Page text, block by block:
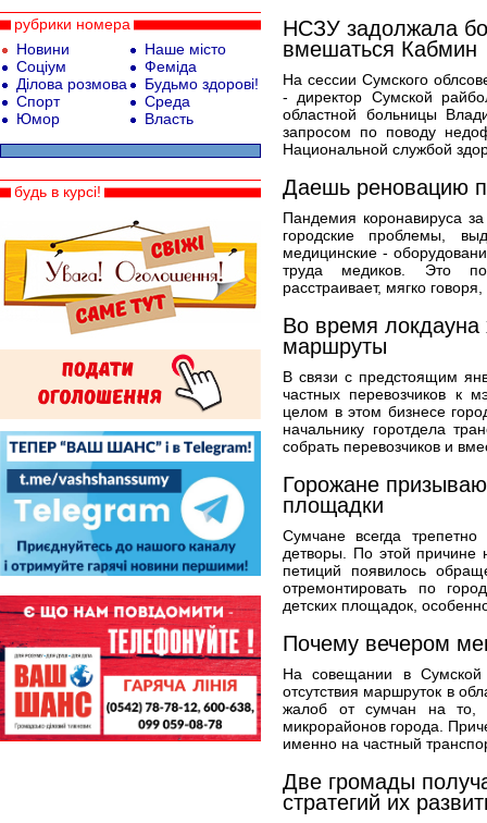
НСЗУ задолжала
вмешаться Кабмин
На сессии Сумского
- директор Сумской
областной больницы
запросом по поводу
Национальной службой
Даешь реновацию
Пандемия коронавируса
городские проблемы,
медицинские -
труда медиков. Это
расстраивает, мягко
Во время локдауна
маршруты
В связи с предстоящим
частных перевозчиков к
целом в этом бизнесе
начальнику горотдела
собрать перевозчиков и
Горожане
площадки
Сумчане всегда
детворы. По этой причине
петиций появилось
отремонтировать по
детских площадок,
Почему вечером
На совещании в
отсутствия маршруток в
жалоб от сумчан на то,
микрорайонов города.
именно на частный
Две громады
стратегий их
рубрики номера
Новини
Соціум
Ділова розмова
Спорт
Юмор
Наше місто
Феміда
Будьмо здорові!
Среда
Власть
будь в курсі!